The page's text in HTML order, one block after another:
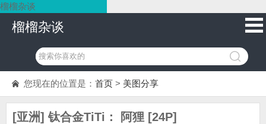
榴榴杂谈
榴榴杂谈
您现在的位置是： 首页 > 美图分享
[亚洲] 钛合金TiTi： 阿狸 [24P]